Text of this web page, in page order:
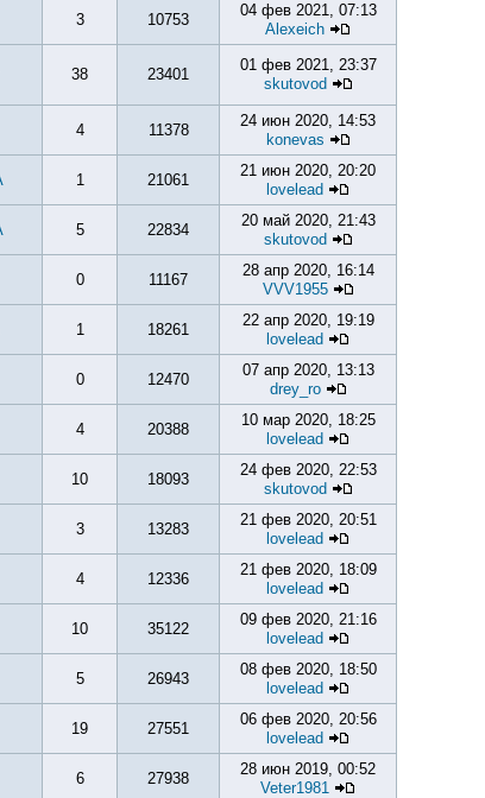
3 10753
04 фев 2021, 07:13
Alexeich
38 23401
01 фев 2021, 23:37
skutovod
4 11378
24 июн 2020, 14:53
konevas
1 21061
21 июн 2020, 20:20
lovelead
5 22834
20 май 2020, 21:43
skutovod
0 11167
28 апр 2020, 16:14
VVV1955
1 18261
22 апр 2020, 19:19
lovelead
0 12470
07 апр 2020, 13:13
drey_ro
4 20388
10 мар 2020, 18:25
lovelead
10 18093
24 фев 2020, 22:53
skutovod
3 13283
21 фев 2020, 20:51
lovelead
4 12336
21 фев 2020, 18:09
lovelead
10 35122
09 фев 2020, 21:16
lovelead
5 26943
08 фев 2020, 18:50
lovelead
19 27551
06 фев 2020, 20:56
lovelead
6 27938
28 июн 2019, 00:52
Veter1981